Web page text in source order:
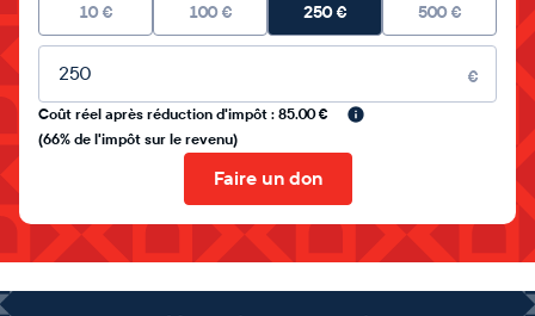
10 € 100 € 250€ 500 €
Montant libre
€
Coût réel après réduction d'impôt : 85.00 €
(66% de l'impôt sur le revenu)
Faire un don